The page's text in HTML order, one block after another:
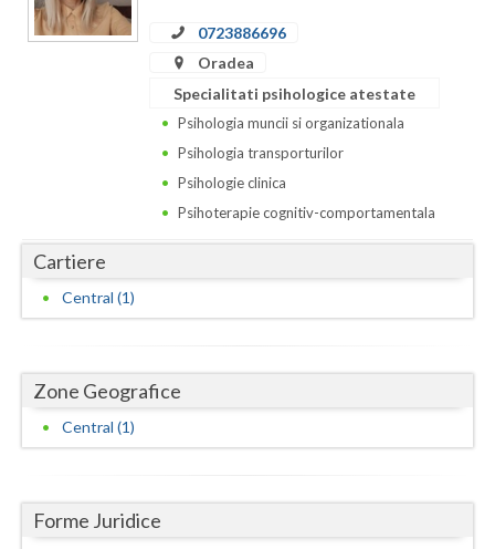
Cluj
Galati
Giurgiu
Harghita
Hunedoara
Iasi
0723886696
Oradea
Specialitati psihologice atestate
Psihologia muncii si organizationala
Psihologia transporturilor
Psihologie clinica
Psihoterapie cognitiv-comportamentala
Cartiere
Central (1)
Zone Geografice
Central (1)
Forme Juridice